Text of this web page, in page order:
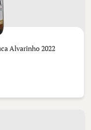
Alvarinho 2022